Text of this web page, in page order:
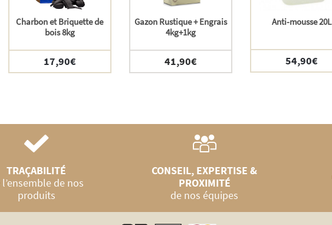
Charbon et Briquette de
bois 8kg
17,90€
Gazon Rustique + Engrais
4kg+1kg
41,90€
Anti-mousse 20L
54,90€
TRAÇABILITÉ
l’ensemble de nos
produits
CONSEIL, EXPERTISE &
PROXIMITÉ
de nos équipes